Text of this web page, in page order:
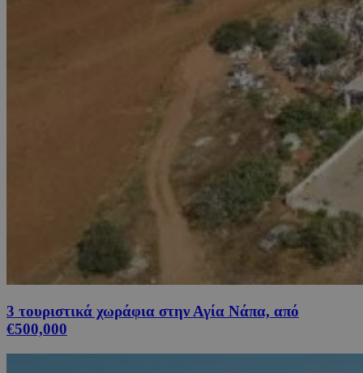
3 τουριστικά χωράφια στην Αγία Νάπα, από
€500,000